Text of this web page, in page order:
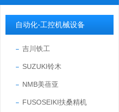
自动化-工控机械设备
吉川铁工
SUZUKI铃木
NMB美蓓亚
FUSOSEIKI扶桑精机